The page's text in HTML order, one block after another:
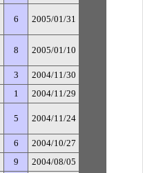
6 2005/01/31
8 2005/01/10
3
2004/11/30
1
2004/11/29
5 2004/11/24
6
2004/10/27
9
2004/08/05